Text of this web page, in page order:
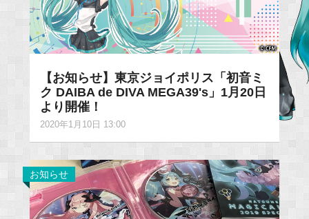
【お知らせ】東京ジョイポリス「初音ミ
ク DAIBA de DIVA MEGA39's」1月20日
より開催！
2020年1月10日 13:00
お知らせ